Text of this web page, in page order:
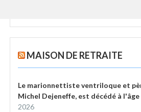
MAISON DE RETRAITE
Le marionnettiste ventriloque et
Michel Dejeneffe, est décédé à l'âge
2026